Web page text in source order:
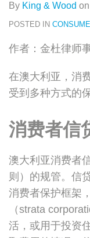
By King & Wood on
POSTED IN
作者：金杜律师
在澳大利亚，消
受到多种方式的
消费者信
澳大利亚消费者
则）的规管。信
消费者保护框架
（strata
活，或用于投资